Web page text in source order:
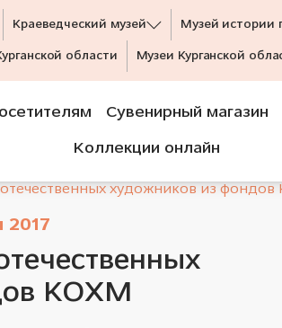
Краеведческий музей Музей истории
области Музеи Курганской
Сувенирный магазин
Коллекции онлайн
художников из
2017
КОХМ